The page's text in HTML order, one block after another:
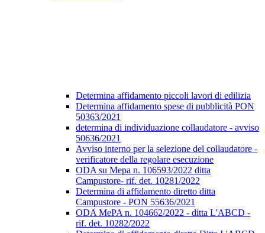
Determina affidamento piccoli lavori di edilizia
Determina affidamento spese di pubblicità PON
50363/2021
determina di individuazione collaudatore - avviso
50636/2021
Avviso interno per la selezione del collaudatore -
verificatore della regolare esecuzione
ODA su Mepa n. 106593/2022 ditta
Campustore- rif. det. 10281/2022
Determina di affidamento diretto ditta
Campustore - PON 55636/2021
ODA MePA n. 104662/2022 - ditta L'ABCD -
rif. det. 10282/2022